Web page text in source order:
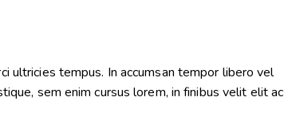
ultricies tempus. In accumsan tempor libero vel
sem enim cursus lorem, in finibus velit elit ac